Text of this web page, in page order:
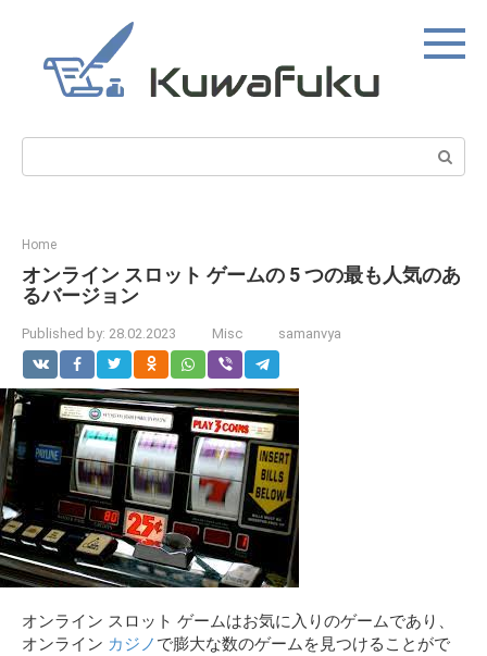
content
Search:
Home
オンライン スロット ゲームの 5 つの最も人気のあ
るバージョン
Published by: 28.02.2023 Misc samanvya
オンライン スロット ゲームはお気に入りのゲームであり、
オンライン カジノ で膨大な数のゲームを見つけることがで